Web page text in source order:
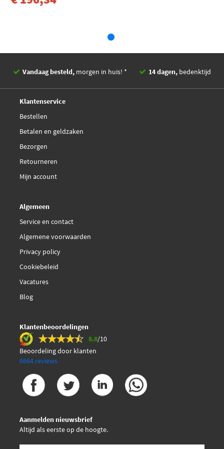
Toyota CVTF TC / FE
Vandaag besteld, morgen in huis! * 14 dagen, bedenktijd
Klantenservice
Bestellen
Betalen en geldzaken
Bezorgen
Retourneren
Mijn account
Algemeen
Service en contact
Algemene voorwaarden
Privacy policy
Cookiebeleid
Vacatures
Blog
Klantenbeoordelingen
8.8/10
Beoordeling door klanten
6664 reviews
Aanmelden nieuwsbrief
Altijd als eerste op de hoogte.